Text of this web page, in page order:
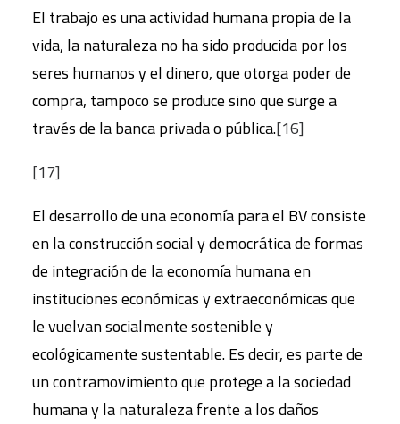
El trabajo es una actividad humana propia de la
vida, la naturaleza no ha sido producida por los
seres humanos y el dinero, que otorga poder de
compra, tampoco se produce sino que surge a
través de la banca privada o pública.[16]
[17]
El desarrollo de una economía para el BV consiste
en la construcción social y democrática de formas
de integración de la economía humana en
instituciones económicas y extraeconómicas que
le vuelvan socialmente sostenible y
ecológicamente sustentable. Es decir, es parte de
un contramovimiento que protege a la sociedad
humana y la naturaleza frente a los daños